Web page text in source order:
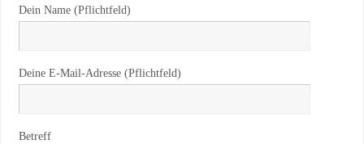
Dein Name (Pflichtfeld)
Deine E-Mail-Adresse (Pflichtfeld)
Betreff